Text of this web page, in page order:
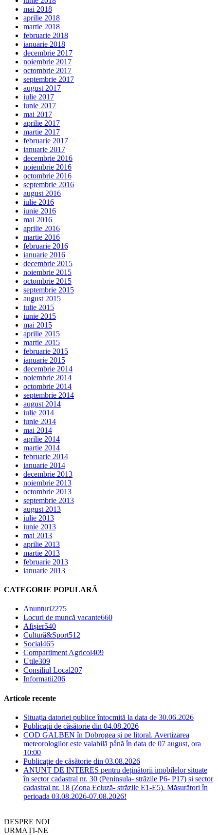
mai 2018
aprilie 2018
martie 2018
februarie 2018
ianuarie 2018
decembrie 2017
noiembrie 2017
octombrie 2017
septembrie 2017
august 2017
iulie 2017
iunie 2017
mai 2017
aprilie 2017
martie 2017
februarie 2017
ianuarie 2017
decembrie 2016
noiembrie 2016
octombrie 2016
septembrie 2016
august 2016
iulie 2016
iunie 2016
mai 2016
aprilie 2016
martie 2016
februarie 2016
ianuarie 2016
decembrie 2015
noiembrie 2015
octombrie 2015
septembrie 2015
august 2015
iulie 2015
iunie 2015
mai 2015
aprilie 2015
martie 2015
februarie 2015
ianuarie 2015
decembrie 2014
noiembrie 2014
octombrie 2014
septembrie 2014
august 2014
iulie 2014
iunie 2014
mai 2014
aprilie 2014
martie 2014
februarie 2014
ianuarie 2014
decembrie 2013
noiembrie 2013
octombrie 2013
septembrie 2013
august 2013
iulie 2013
iunie 2013
mai 2013
aprilie 2013
martie 2013
februarie 2013
ianuarie 2013
CATEGORIE POPULARĂ
Anunțuri2275
Locuri de muncă vacante660
Afișier540
Cultură&Sport512
Social465
Compartiment Agricol409
Utile309
Consiliul Local207
Informatii206
Articole recente
Situația datoriei publice întocmită la data de 30.06.2026
Publicații de căsătorie din 04.08.2026
COD GALBEN în Dobrogea și pe litoral. Avertizarea
meteorologilor este valabilă până în data de 07 august, ora
10:00
Publicație de căsătorie din 03.08.2026
ANUNȚ DE INTERES pentru deținătorii imobilelor situate
în sector cadastral nr. 30 (Peninsula- străzile P6- P17) și sector
cadastral nr. 18 (Zona Ecluză- străzile E1-E5). Măsurători în
perioada 03.08.2026-07.08.2026!
DESPRE NOI
URMAȚI-NE